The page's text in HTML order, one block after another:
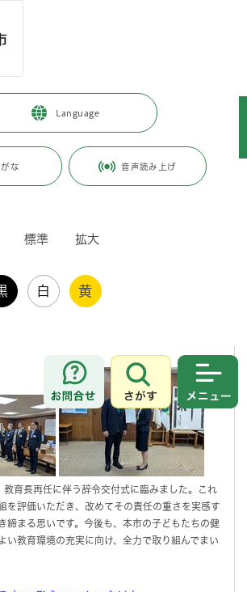
Language
な 音声読み上げ
標準 拡大
白 黄
お問合せ
さがす
・教育 > 教育 > 教育委員会
更新日付：2026年7月16日 / ページ番号：C130466
育長再任に伴う辞令交付式に臨みました。これ
を評価いただき、改めてその責任の重さを実感す
締まる思いです。今後も、本市の子どもたちの健
い教育環境の充実に向け、全力で取り組んでまい